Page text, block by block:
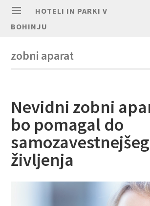
HOTELI IN PARKI V
BOHINJU
zobni aparat
Nevidni zobni
bo pomagal do
življenja